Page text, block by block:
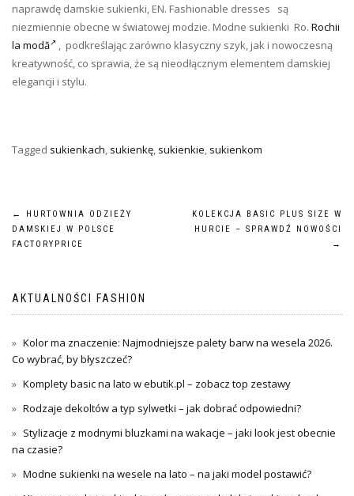
naprawdę damskie sukienki, EN. Fashionable dresses są
niezmiennie obecne w światowej modzie. Modne sukienki Ro. Rochii
la modă
, podkreślając zarówno klasyczny szyk, jak i nowoczesną
kreatywność, co sprawia, że są nieodłącznym elementem damskiej
elegancji i stylu.
Tagged sukienkach, sukienkę, sukienkie, sukienkom
Nawigacja
wpisu
←
HURTOWNIA ODZIEŻY
DAMSKIEJ W POLSCE
FACTORYPRICE
KOLEKCJA BASIC PLUS SIZE W
HURCIE – SPRAWDŹ NOWOŚCI
→
AKTUALNOŚCI FASHION
Kolor ma znaczenie: Najmodniejsze palety barw na wesela 2026.
Co wybrać, by błyszczeć?
Komplety basic na lato w ebutik.pl – zobacz top zestawy
Rodzaje dekoltów a typ sylwetki – jak dobrać odpowiedni?
Stylizacje z modnymi bluzkami na wakacje – jaki look jest obecnie
na czasie?
Modne sukienki na wesele na lato – na jaki model postawić?